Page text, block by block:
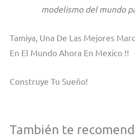
modelismo del mundo
Tamiya, Una De Las Mejores
En El Mundo Ahora En Mexico !!
Construye Tu Sueño!
También te